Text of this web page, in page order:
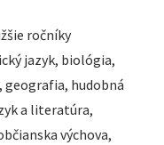
ročníky
jazyk, biológia,
geografia, hudobná
a literatúra,
výchova,